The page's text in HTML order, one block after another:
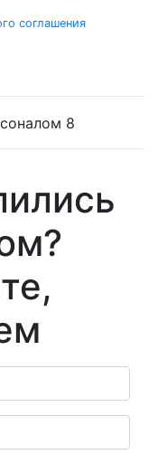
соглашения